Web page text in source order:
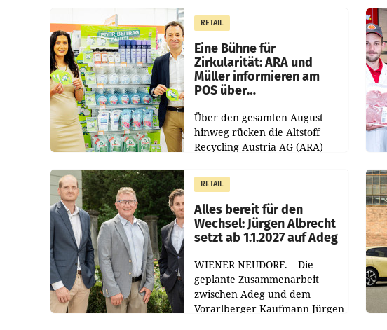
erwirtschaftet, was einem Plus
von 3,8 Prozent gegenüber
dem Vergleichszeitraum
RETAIL
Eine Bühne für
Zirkularität: ARA und
Müller informieren am
POS über
Über den gesamten August
hinweg rücken die Altstoff
Recycling Austria AG (ARA)
Müller die Initiative „Kreislauf-
Helden“ in allen
österreichischen Müller-Filialen
RETAIL
Alles bereit für den
Wechsel: Jürgen Albrecht
setzt ab 1.1.2027 auf Adeg
WIENER NEUDORF. – Die
geplante Zusammenarbeit
zwischen Adeg und dem
Vorarlberger Kaufmann Jürgen